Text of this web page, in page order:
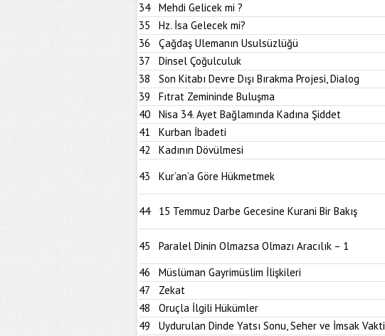
34
Mehdi Gelicek mi ?
35
Hz. İsa Gelecek mi?
36
Çağdaş Ulemanın Usulsüzlüğü
37
Dinsel Çoğulculuk
38
Son Kitabı Devre Dışı Bırakma Projesi, Dialog
39
Fıtrat Zemininde Buluşma
40
Nisa 34. Ayet Bağlamında Kadına Şiddet
41
Kurban İbadeti
42
Kadının Dövülmesi
43
Kur’an’a Göre Hükmetmek
44 15 Temmuz Darbe Gecesine Kurani Bir Bakış
45 Paralel Dinin Olmazsa Olmazı Aracılık – 1
46
Müslüman Gayrimüslim İlişkileri
47
Zekat
48
Oruçla İlgili Hükümler
49
Uydurulan Dinde Yatsı Sonu, Seher ve İmsak Vakti